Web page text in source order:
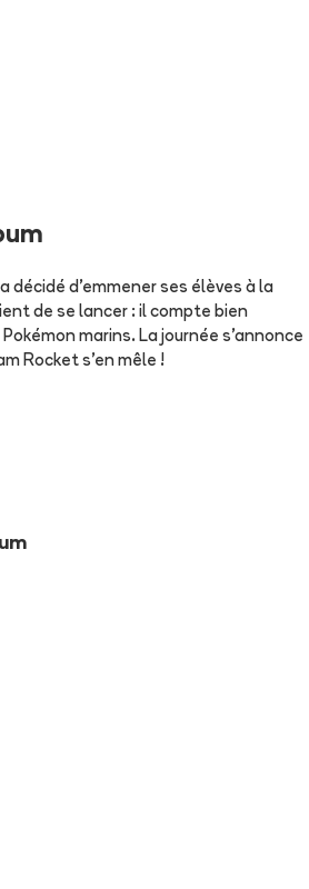
décidé d'emmener ses élèves à la
de se lancer : il compte bien
marins. La journée s'annonce
Rocket s'en mêle !